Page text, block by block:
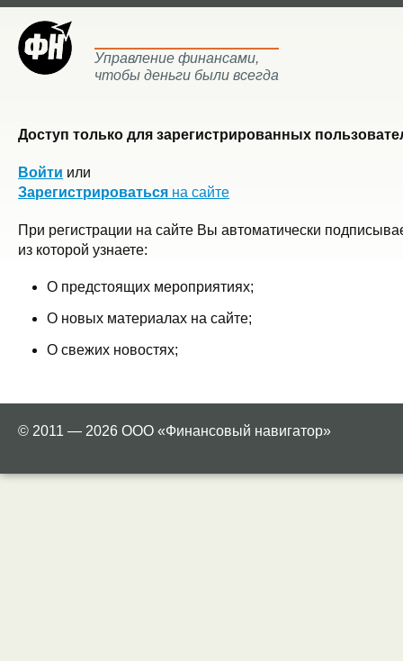
Управление финансами,
чтобы деньги были всегда
Доступ только для зарегистрированных
Войти или
Зарегистрироваться на сайте
При регистрации на сайте Вы автоматически
из которой узнаете:
О предстоящих мероприятиях;
О новых материалах на сайте;
О свежих новостях;
© 2011 — 2026 ООО «Финансовый навигатор»